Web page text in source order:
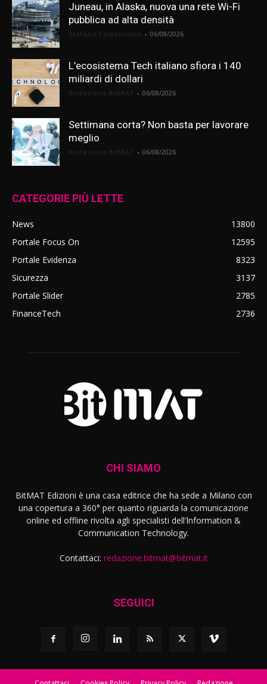
Juneau, in Alaska, nuova una rete Wi-Fi
pubblica ad alta densità
- 06/08/2026
L’ecosistema Tech italiano sfiora i 140
miliardi di dollari
- 06/08/2026
Settimana corta? Non basta per lavorare
meglio
- 06/08/2026
CATEGORIE PIÙ LETTE
News
13800
Portale Focus On
12595
Portale Evidenza
8323
Sicurezza
3137
Portale Slider
2785
FinanceTech
2736
CHI SIAMO
BitMAT Edizioni è una casa editrice che ha sede a Milano con
una copertura a 360° per quanto riguarda la comunicazione
online ed offline rivolta agli specialisti dell'lnformation &
Communication Technology.
Contattaci: redazione.bitmat@bitmat.it
SEGUICI